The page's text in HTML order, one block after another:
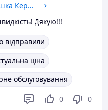
Кружка Кіт Пушин 330 мл Чашка Керамічна з принтом
Дякую!!!
відправили
ціна
обслуговування
0 0